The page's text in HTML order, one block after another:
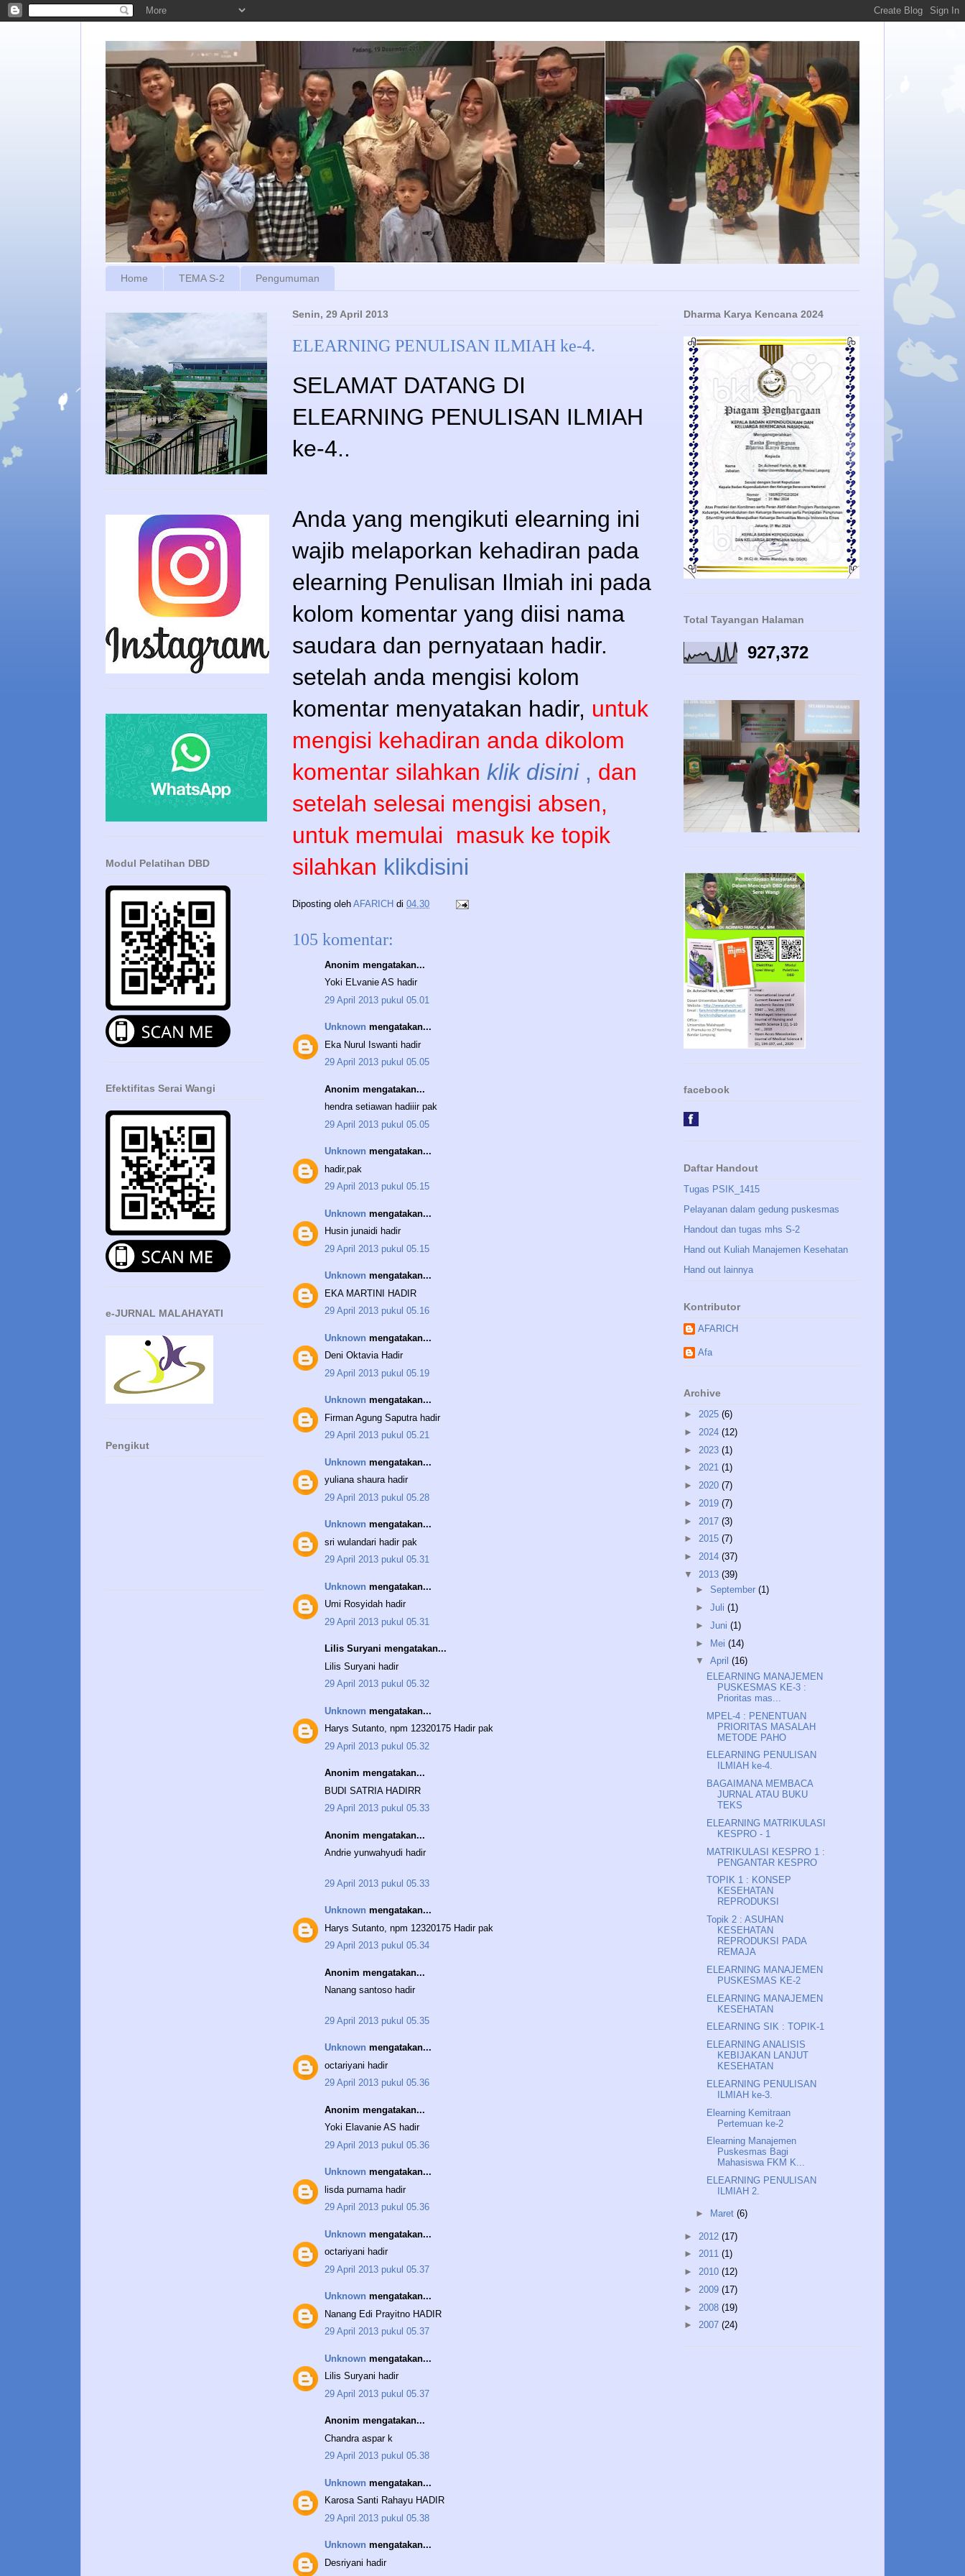
Home TEMA S-2 Pengumuman
Senin, 29 April 2013
ELEARNING PENULISAN ILMIAH ke-4.
SELAMAT DATANG DI
ELEARNING PENULISAN ILMIAH
ke-4..
Anda yang mengikuti elearning ini
wajib melaporkan kehadiran pada
elearning Penulisan Ilmiah ini pada
kolom komentar yang diisi nama
saudara dan pernyataan hadir.
setelah anda mengisi kolom
komentar menyatakan hadir, untuk
mengisi kehadiran anda dikolom
komentar silahkan klik disini , dan
setelah selesai mengisi absen,
untuk memulai masuk ke topik
silahkan klikdisini
Diposting oleh AFARICH di 04.30
105 komentar:
Anonim mengatakan...
Yoki ELvanie AS hadir
29 April 2013 pukul 05.01
Unknown mengatakan...
Eka Nurul Iswanti hadir
29 April 2013 pukul 05.05
Anonim mengatakan...
hendra setiawan hadiiir pak
29 April 2013 pukul 05.05
Unknown mengatakan...
hadir,pak
29 April 2013 pukul 05.15
Unknown mengatakan...
Husin junaidi hadir
29 April 2013 pukul 05.15
Unknown mengatakan...
EKA MARTINI HADIR
29 April 2013 pukul 05.16
Unknown mengatakan...
Deni Oktavia Hadir
29 April 2013 pukul 05.19
Unknown mengatakan...
Firman Agung Saputra hadir
29 April 2013 pukul 05.21
Unknown mengatakan...
yuliana shaura hadir
29 April 2013 pukul 05.28
Unknown mengatakan...
sri wulandari hadir pak
29 April 2013 pukul 05.31
Unknown mengatakan...
Umi Rosyidah hadir
29 April 2013 pukul 05.31
Lilis Suryani mengatakan...
Lilis Suryani hadir
29 April 2013 pukul 05.32
Unknown mengatakan...
Harys Sutanto, npm 12320175 Hadir pak
29 April 2013 pukul 05.32
Anonim mengatakan...
BUDI SATRIA HADIRR
29 April 2013 pukul 05.33
Anonim mengatakan...
Andrie yunwahyudi hadir
29 April 2013 pukul 05.33
Unknown mengatakan...
Harys Sutanto, npm 12320175 Hadir pak
29 April 2013 pukul 05.34
Anonim mengatakan...
Nanang santoso hadir
29 April 2013 pukul 05.35
Unknown mengatakan...
octariyani hadir
29 April 2013 pukul 05.36
Anonim mengatakan...
Yoki Elavanie AS hadir
29 April 2013 pukul 05.36
Unknown mengatakan...
lisda purnama hadir
29 April 2013 pukul 05.36
Unknown mengatakan...
octariyani hadir
29 April 2013 pukul 05.37
Unknown mengatakan...
Nanang Edi Prayitno HADIR
29 April 2013 pukul 05.37
Unknown mengatakan...
Lilis Suryani hadir
29 April 2013 pukul 05.37
Anonim mengatakan...
Chandra aspar k
29 April 2013 pukul 05.38
Unknown mengatakan...
Karosa Santi Rahayu HADIR
29 April 2013 pukul 05.38
Unknown mengatakan...
Desriyani hadir
Modul Pelatihan DBD
Efektifitas Serai Wangi
e-JURNAL MALAHAYATI
Pengikut
Dharma Karya Kencana 2024
Total Tayangan Halaman
927,372
facebook
Daftar Handout
Tugas PSIK_1415
Pelayanan dalam gedung puskesmas
Handout dan tugas mhs S-2
Hand out Kuliah Manajemen Kesehatan
Hand out lainnya
Kontributor
AFARICH
Afa
Archive
► 2025 (6)
► 2024 (12)
► 2023 (1)
► 2021 (1)
► 2020 (7)
► 2019 (7)
► 2017 (3)
► 2015 (7)
► 2014 (37)
▼ 2013 (39)
► September (1)
► Juli (1)
► Juni (1)
► Mei (14)
▼ April (16)
ELEARNING MANAJEMEN
PUSKESMAS KE-3 :
Prioritas mas...
MPEL-4 : PENENTUAN
PRIORITAS MASALAH
METODE PAHO
ELEARNING PENULISAN
ILMIAH ke-4.
BAGAIMANA MEMBACA
JURNAL ATAU BUKU
TEKS
ELEARNING MATRIKULASI
KESPRO - 1
MATRIKULASI KESPRO 1 :
PENGANTAR KESPRO
TOPIK 1 : KONSEP
KESEHATAN
REPRODUKSI
Topik 2 : ASUHAN
KESEHATAN
REPRODUKSI PADA
REMAJA
ELEARNING MANAJEMEN
PUSKESMAS KE-2
ELEARNING MANAJEMEN
KESEHATAN
ELEARNING SIK : TOPIK-1
ELEARNING ANALISIS
KEBIJAKAN LANJUT
KESEHATAN
ELEARNING PENULISAN
ILMIAH ke-3.
Elearning Kemitraan
Pertemuan ke-2
Elearning Manajemen
Puskesmas Bagi
Mahasiswa FKM K...
ELEARNING PENULISAN
ILMIAH 2.
► Maret (6)
► 2012 (17)
► 2011 (1)
► 2010 (12)
► 2009 (17)
► 2008 (19)
► 2007 (24)